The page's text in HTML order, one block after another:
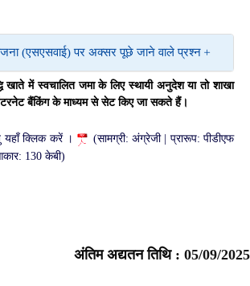
(एसएसवाई) पर अक्सर पूछे जाने वाले प्रश्न
खाते में स्वचालित जमा के लिए स्थायी अनुदेश या तो शाखा
बैंकिंग के माध्यम से सेट किए जा सकते हैं।
यहाँ क्लिक करें ।
(सामग्री: अंग्रेजी | प्रारूप: पीडीएफ
130 केबी)
अंतिम अद्यतन तिथि : 05/09/2025